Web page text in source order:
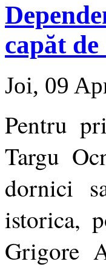
capăt
Joi, 09
Pentru
Targu
dornici
istorica,
Grigore